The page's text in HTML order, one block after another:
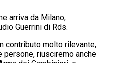
arriva da Milano,
Guerrini di Rds.
contributo molto rilevante,
persone, riusciremo anche